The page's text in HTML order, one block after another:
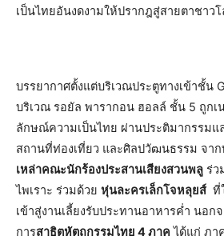
เป็นไทยอันงดงามให้ปรากฎสู่สายตาชาวโ
บรรยากาศตั้งแต่บริเวณประตูทางเข้าชั้น
บริเวณ รอยัล พารากอน ฮอลล์ ชั้น 5 ถูกเ
ลักษณ์ความเป็นไทย ผ่านประติมากรรมแ
สถานที่ท่องเที่ยว และศิลปวัฒนธรรม จา
เหล่าคณะนักร้องประสานเสียงสวนพลู ร่ว
ไพเราะ ร่วมด้วย หุ่นละครเล็กโจหลุยส์ ที่
เข้าสู่งานเลี้ยงรับประทานอาหารค่ำ นอก
การสาธิตหัตถกรรมไทย 4 ภาค ได้แก่ ภา